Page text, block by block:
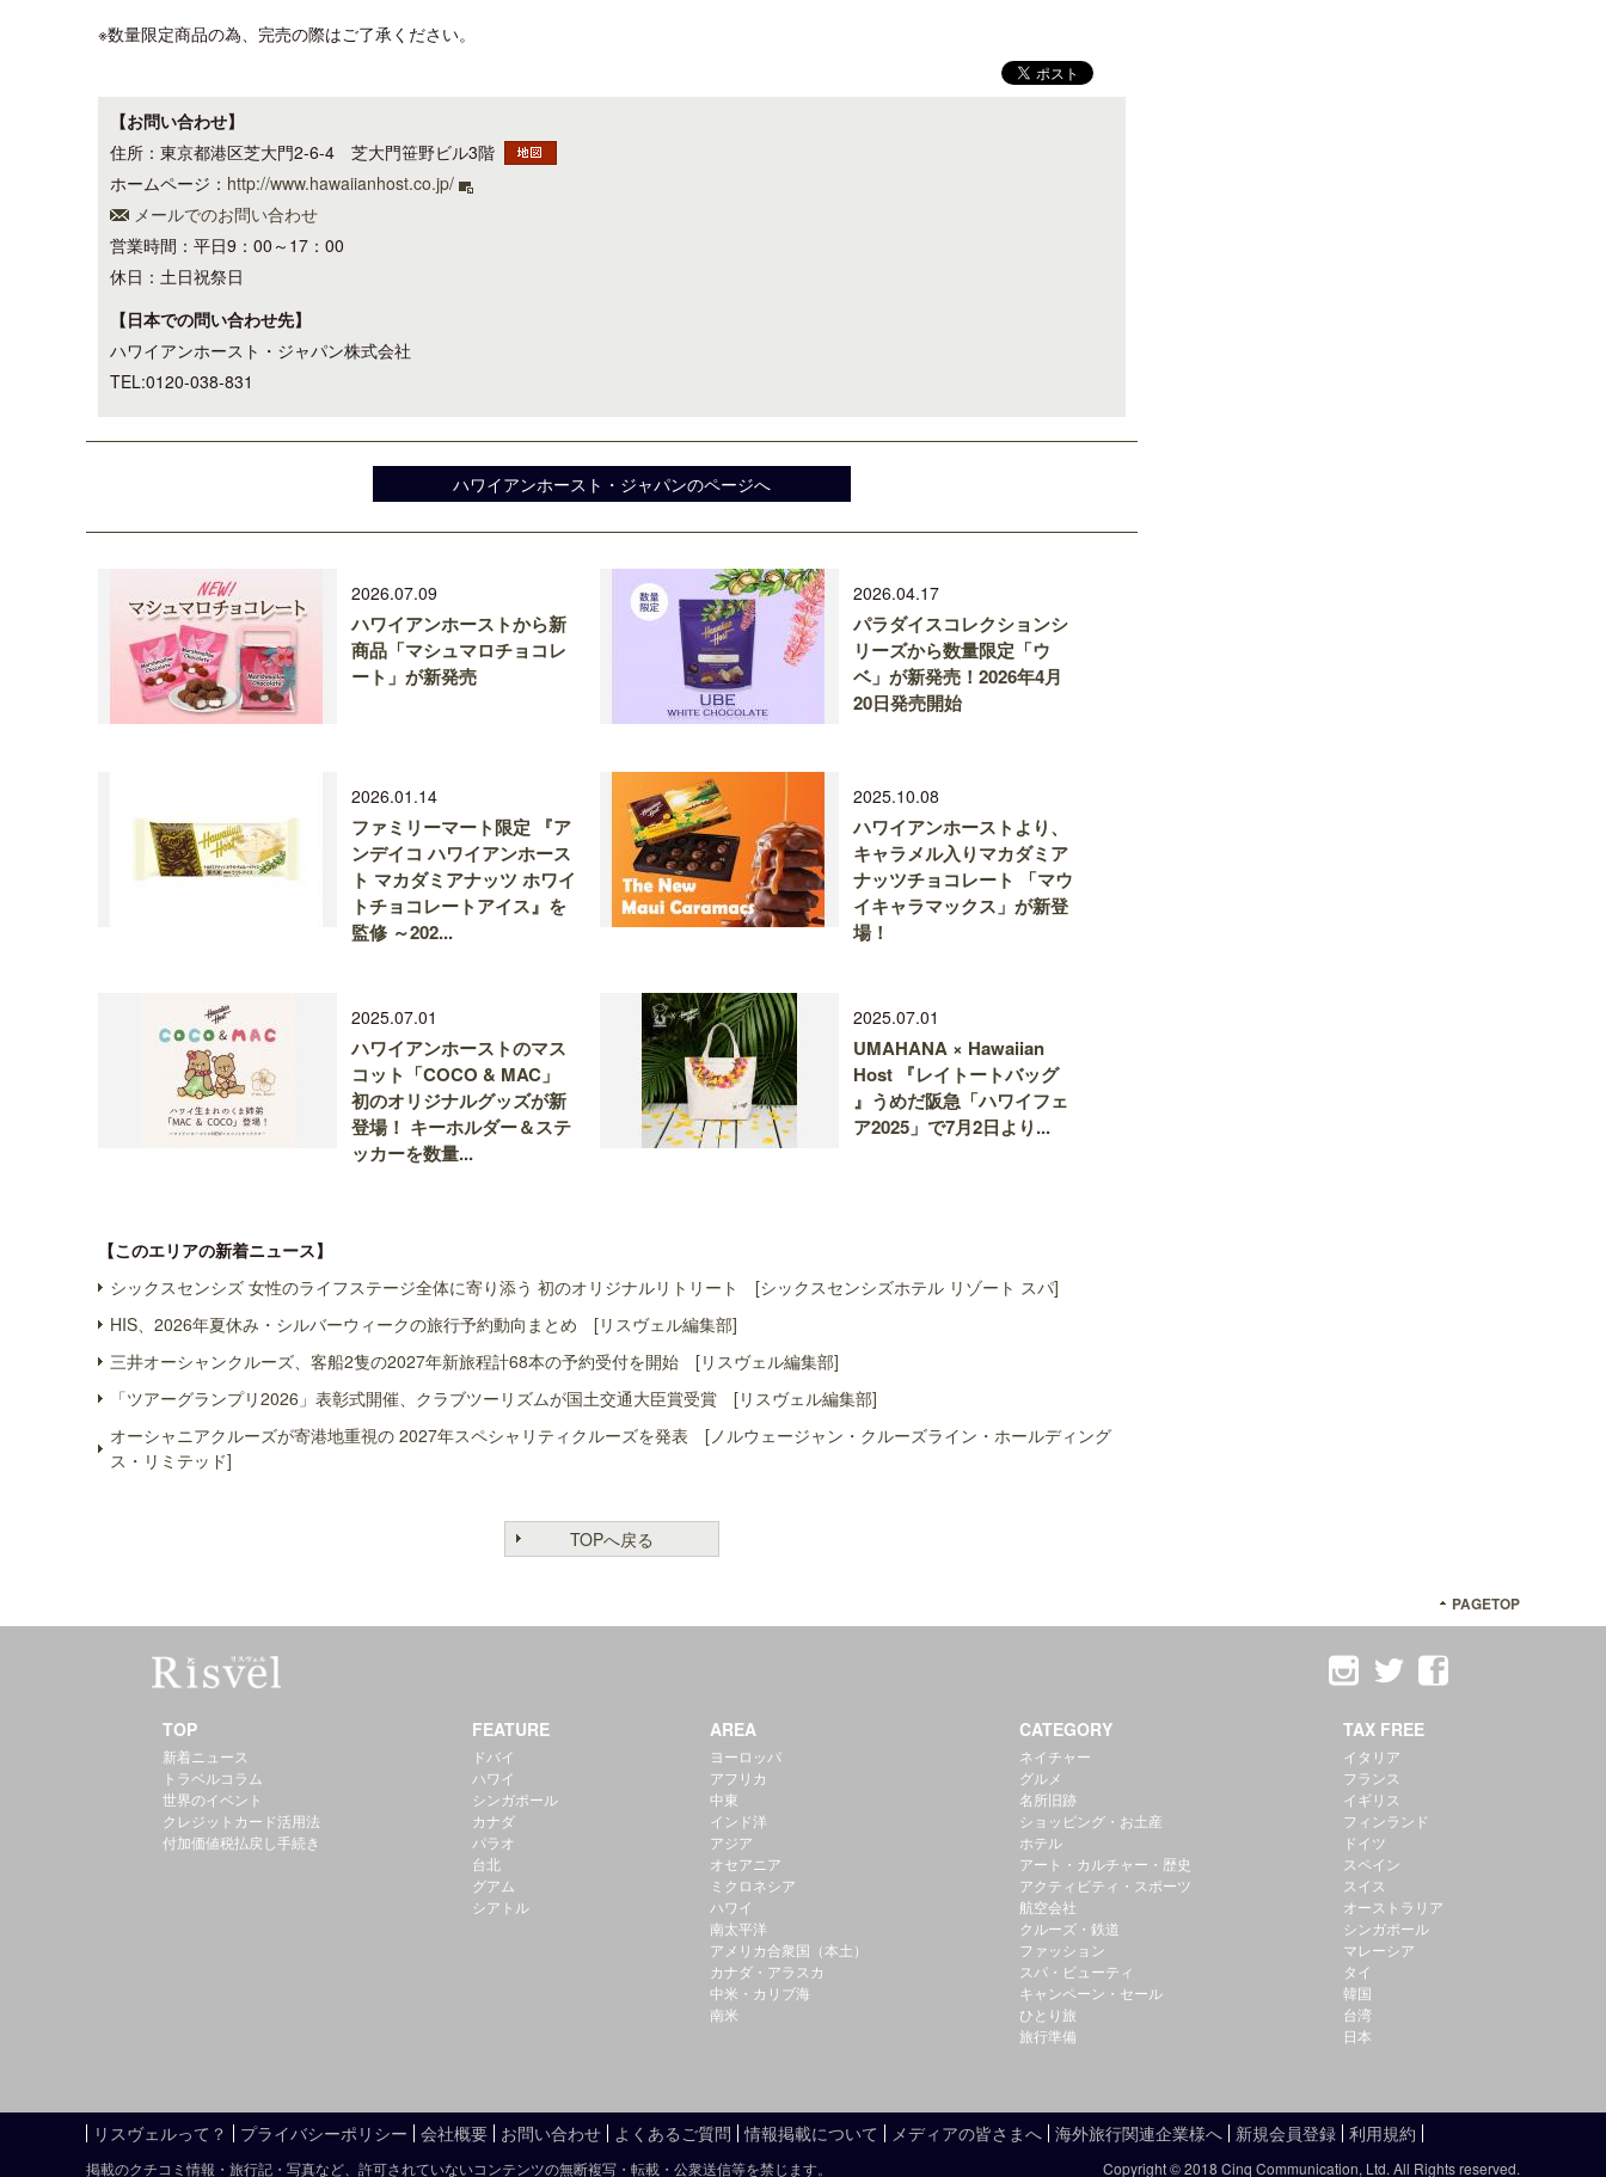
※数量限定商品の為、完売の際はご了承ください。
【お問い合わせ】
住所：東京都港区芝大門2-6-4 芝大門笹野ビル3階
ホームページ： http://www.hawaiianhost.co.jp/
メールでのお問い合わせ
営業時間：平日9：00～17：00
休日：土日祝祭日
【日本での問い合わせ先】
ハワイアンホースト・ジャパン株式会社
TEL:0120-038-831
ハワイアンホースト・ジャパンのページへ
2026.07.09
ハワイアンホーストから新
商品「マシュマロチョコレ
ート」が新発売
2026.04.17
パラダイスコレクションシ
リーズから数量限定「ウ
ベ」が新発売！2026年4月
20日発売開始
2026.01.14
ファミリーマート限定 『ア
ンデイコ ハワイアンホース
ト マカダミアナッツ ホワイ
トチョコレートアイス』を
監修 ～202...
2025.10.08
ハワイアンホーストより、
キャラメル入りマカダミア
ナッツチョコレート 「マウ
イキャラマックス」が新登
場！
2025.07.01
ハワイアンホーストのマス
コット「COCO & MAC」
初のオリジナルグッズが新
登場！ キーホルダー＆ステ
ッカーを数量...
2025.07.01
UMAHANA × Hawaiian
Host 『レイトートバッグ
』うめだ阪急「ハワイフェ
ア2025」で7月2日より...
【このエリアの新着ニュース】
シックスセンシズ 女性のライフステージ全体に寄り添う 初のオリジナルリトリート [シックスセンシズホテル リゾート スパ]
HIS、2026年夏休み・シルバーウィークの旅行予約動向まとめ [リスヴェル編集部]
三井オーシャンクルーズ、客船2隻の2027年新旅程計68本の予約受付を開始 [リスヴェル編集部]
「ツアーグランプリ2026」表彰式開催、クラブツーリズムが国土交通大臣賞受賞 [リスヴェル編集部]
オーシャニアクルーズが寄港地重視の 2027年スペシャリティクルーズを発表 [ノルウェージャン・クルーズライン・ホールディング
ス・リミテッド]
TOPへ戻る
PAGETOP
TOP
新着ニュース
トラベルコラム
世界のイベント
クレジットカード活用法
付加価値税払戻し手続き
FEATURE
ドバイ
ハワイ
シンガポール
カナダ
パラオ
台北
グアム
シアトル
AREA
ヨーロッパ
アフリカ
中東
インド洋
アジア
オセアニア
ミクロネシア
ハワイ
南太平洋
アメリカ合衆国（本土）
カナダ・アラスカ
中米・カリブ海
南米
CATEGORY
ネイチャー
グルメ
名所旧跡
ショッピング・お土産
ホテル
アート・カルチャー・歴史
アクティビティ・スポーツ
航空会社
クルーズ・鉄道
ファッション
スパ・ビューティ
キャンペーン・セール
ひとり旅
旅行準備
TAX FREE
イタリア
フランス
イギリス
フィンランド
ドイツ
スペイン
スイス
オーストラリア
シンガポール
マレーシア
タイ
韓国
台湾
日本
リスヴェルって？ プライバシーポリシー 会社概要 お問い合わせ よくあるご質問 情報掲載について メディアの皆さまへ 海外旅行関連企業様へ 新規会員登録 利用規約
掲載のクチコミ情報・旅行記・写真など、許可されていないコンテンツの無断複写・転載・公衆送信等を禁じます。 Copyright © 2018 Cinq Communication, Ltd. All Rights reserved.